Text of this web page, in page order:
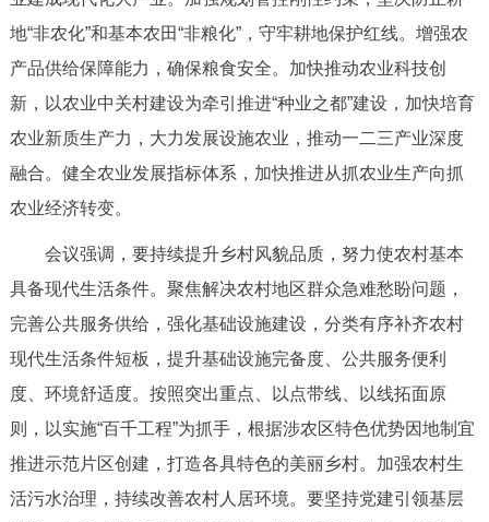
中介服务 阳光政务
政民互动
参与调查 在线访谈 图说互动
北京概况 十六区概览 人文北京
绿色北京 图说北京 视频北京
地“非农化”和基本农田“非粮化”，守牢耕地保护红线。增强农
产品供给保障能力，确保粮食安全。加快推动农业科技创
新，以农业中关村建设为牵引推进“种业之都”建设，加快培育
农业新质生产力，大力发展设施农业，推动一二三产业深度
融合。健全农业发展指标体系，加快推进从抓农业生产向抓
农业经济转变。
会议强调，要持续提升乡村风貌品质，努力使农村基本
具备现代生活条件。聚焦解决农村地区群众急难愁盼问题，
完善公共服务供给，强化基础设施建设，分类有序补齐农村
现代生活条件短板，提升基础设施完备度、公共服务便利
度、环境舒适度。按照突出重点、以点带线、以线拓面原
则，以实施“百千工程”为抓手，根据涉农区特色优势因地制宜
推进示范片区创建，打造各具特色的美丽乡村。加强农村生
活污水治理，持续改善农村人居环境。要坚持党建引领基层